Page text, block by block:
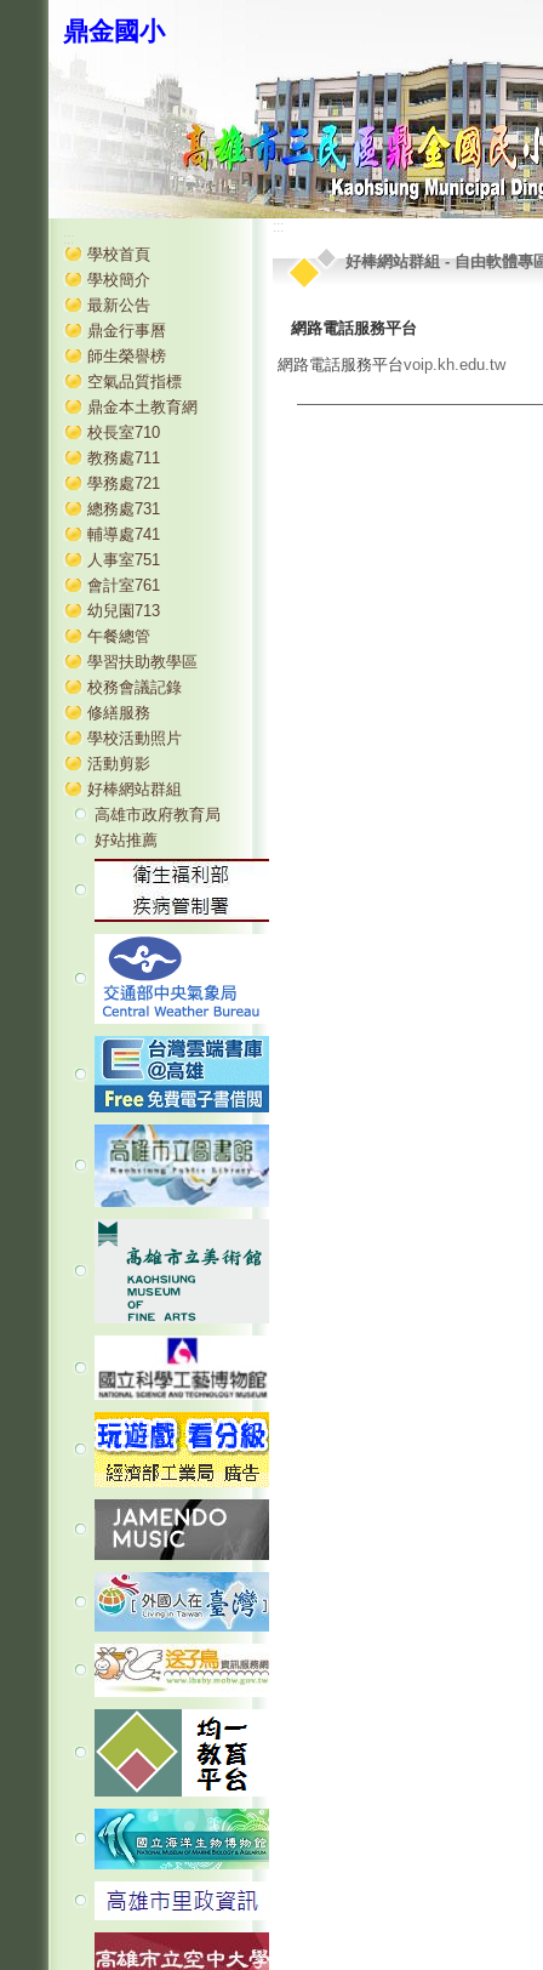
鼎金國小
:::
學校首頁
學校簡介
最新公告
鼎金行事曆
師生榮譽榜
空氣品質指標
鼎金本土教育網
校長室710
教務處711
學務處721
總務處731
輔導處741
人事室751
會計室761
幼兒園713
午餐總管
學習扶助教學區
校務會議記錄
修繕服務
學校活動照片
活動剪影
好棒網站群組
高雄市政府教育局
好站推薦
:::
好棒網站群組-自由軟體專
網路電話服務平台
網路電話服務平台voip.kh.edu.tw